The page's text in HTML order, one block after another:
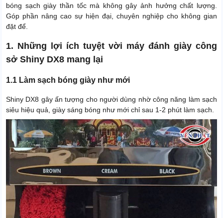
bóng sạch giày thần tốc mà không gây ảnh hưởng chất lượng.
Góp phần nâng cao sự hiện đại, chuyên nghiệp cho không gian
đặt để.
1. Những lợi ích tuyệt vời máy đánh giày công
sở Shiny DX8 mang lại
1.1 Làm sạch bóng giày như mới
Shiny DX8 gây ấn tượng cho người dùng nhờ công năng làm sạch
siêu hiệu quả, giày sáng bóng như mới chỉ sau 1-2 phút làm sạch.